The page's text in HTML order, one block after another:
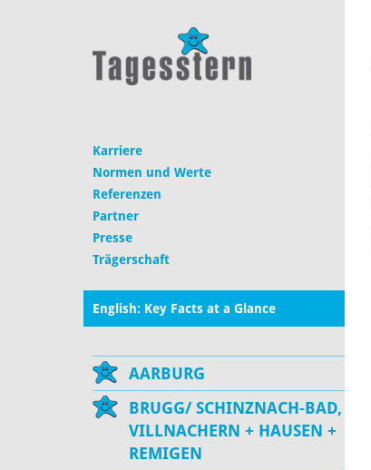
Karriere
Normen und Werte
Referenzen
Partner
Presse
Trägerschaft
English: Key Facts at a Glance
AARBURG
BRUGG/ SCHINZNACH-BAD,
VILLNACHERN + HAUSEN +
REMIGEN